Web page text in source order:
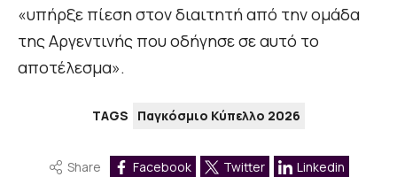
«υπήρξε πίεση στον διαιτητή από την ομάδα
της Αργεντινής που οδήγησε σε αυτό το
αποτέλεσμα».
TAGS Παγκόσμιο Κύπελλο 2026
Share Facebook Twitter
Linkedin